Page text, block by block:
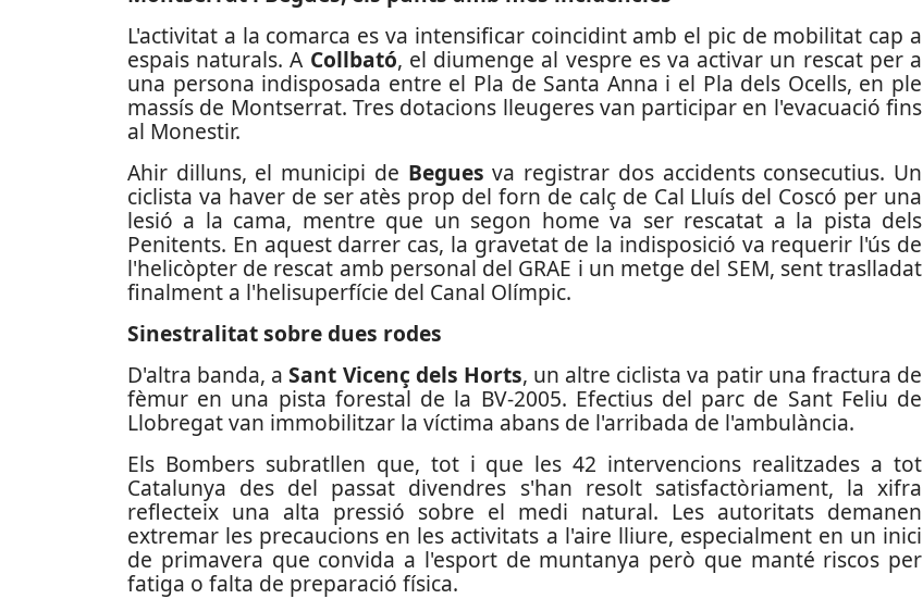
L'activitat a la comarca es va intensificar coincidint amb el pic de mobilitat cap a
espais naturals. A Collbató, el diumenge al vespre es va activar un rescat per a
una persona indisposada entre el Pla de Santa Anna i el Pla dels Ocells, en ple
massís de Montserrat. Tres dotacions lleugeres van participar en l'evacuació fins
al Monestir.
Ahir dilluns, el municipi de Begues va registrar dos accidents consecutius. Un
ciclista va haver de ser atès prop del forn de calç de Cal Lluís del Coscó per una
lesió a la cama, mentre que un segon home va ser rescatat a la pista dels
Penitents. En aquest darrer cas, la gravetat de la indisposició va requerir l'ús de
l'helicòpter de rescat amb personal del GRAE i un metge del SEM, sent traslladat
finalment a l'helisuperfície del Canal Olímpic.
Sinestralitat sobre dues rodes
D'altra banda, aSant Vicenç dels Horts, un altre ciclista va patir una fractura de
fèmur en una pista forestal de la BV-2005. Efectius del parc de Sant Feliu de
Llobregat van immobilitzar la víctima abans de l'arribada de l'ambulància.
Els Bombers subratllen que, tot i que les 42 intervencions realitzades a tot
Catalunya des del passat divendres s'han resolt satisfactòriament, la xifra
reflecteix una alta pressió sobre el medi natural. Les autoritats demanen
extremar les precaucions en les activitats a l'aire lliure, especialment en un inici
de primavera que convida a l'esport de muntanya però que manté riscos per
fatiga o falta de preparació física.